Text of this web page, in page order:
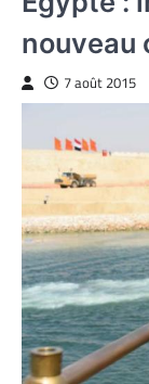
nouveau
7 août 2015